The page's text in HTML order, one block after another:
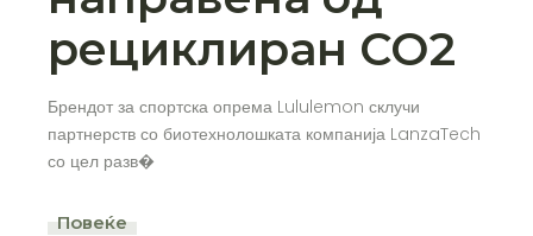
рециклиран СО2
Брендот за спортска опрема Lululemon склучи
партнерств со биотехнолошката компанија LanzaTech
со цел разв�
Повеќе